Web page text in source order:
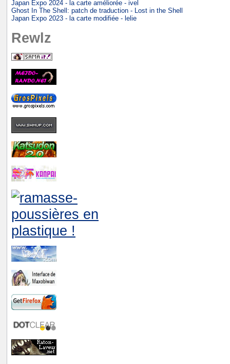
Japan Expo 2024 - la carte améliorée - ivel
Ghost In The Shell: patch de traduction - Lost in the Shell
Japan Expo 2023 - la carte modifiée - lelie
Rewlz